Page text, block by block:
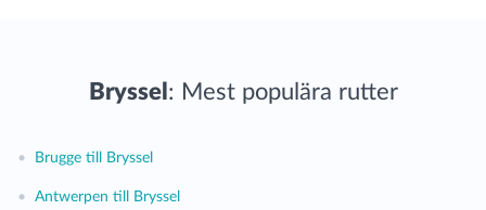
Bryssel : Mest populära rutter
• Brugge till Bryssel
• Antwerpen till Bryssel